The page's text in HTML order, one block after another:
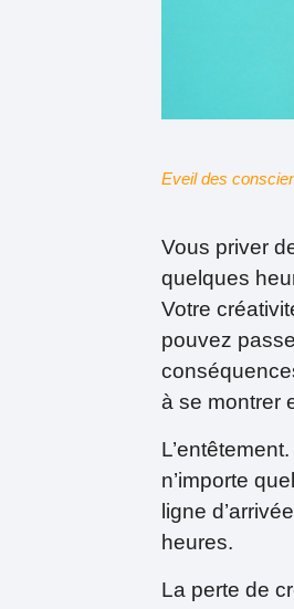
Eveil des
Vous priver
quelques
Votre
pouvez
à se montrer
n’importe
ligne
heures.
La perte de